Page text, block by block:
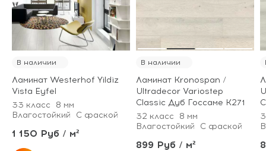
В наличии
Ламинат Westerhof Yildiz
Vista Eyfel
33 класс
8 мм
Влагостойкий
С фаской
1 150 Руб / м²
В наличии
Ламинат Kronospan /
Ultradecor Variostep
Classic Дуб Госсаме К271
32 класс
8 мм
Влагостойкий
С фаской
899 Руб / м²